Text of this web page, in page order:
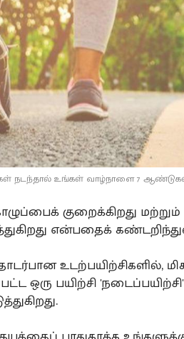
நடந்தால் உங்கள் வாழ்நாளை 7 ஆண்டுகள்
குறைக்கிறது
என்பதைக்
உடற்பயிற்சிகளில்,
ஒரு பயிற்சி